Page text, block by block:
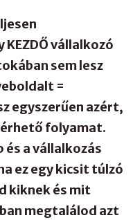
vállalkozó
sem lesz
=
egyszerűen azért,
folyamat.
a vállalkozás
ez egy kicsit túlzó
kiknek és mit
megtalálod azt